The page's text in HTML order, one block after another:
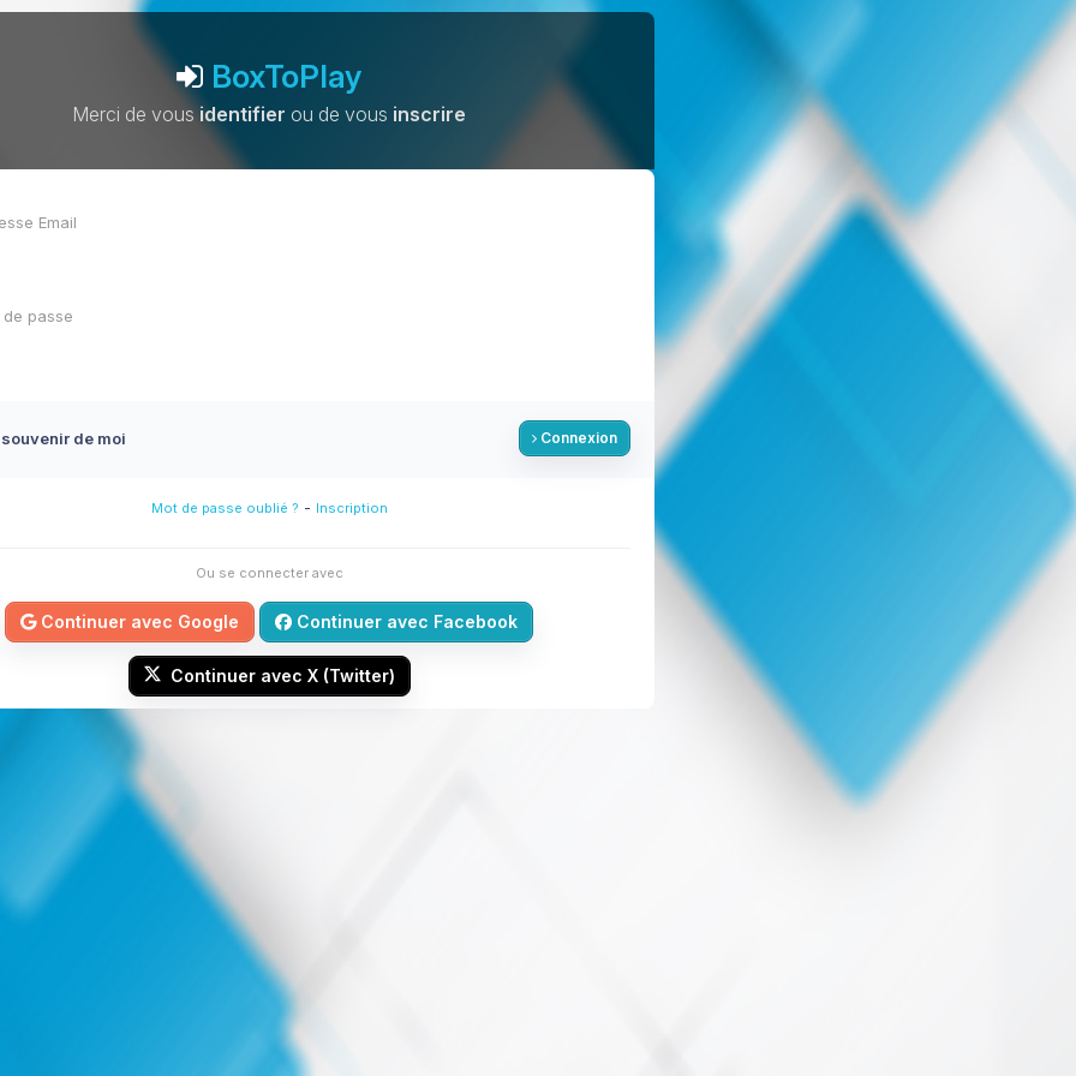
BoxToPlay
Merci de vousidentifier ou de vous inscrire
de moi Connexion
Mot de passe oublié ? - Inscription
Ou se connecter avec
Continuer avec Google Continuer avec Facebook
Continuer avec X (Twitter)